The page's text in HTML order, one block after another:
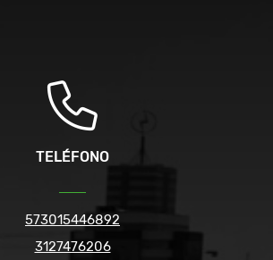
TELÉFONO
573015446892
3127476206